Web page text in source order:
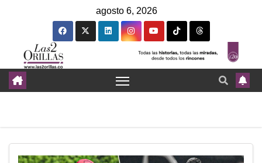
agosto 6, 2026